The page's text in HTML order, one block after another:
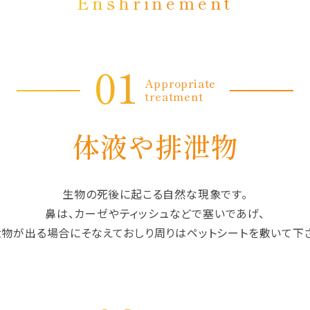
01 Appropriate
treatment
体液や排泄物
生物の死後に起こる自然な現象です。
鼻は、カーゼやティッシュなどで塞いであげ、
が出る場合にそなえておしり周りはペットシートを敷いて下